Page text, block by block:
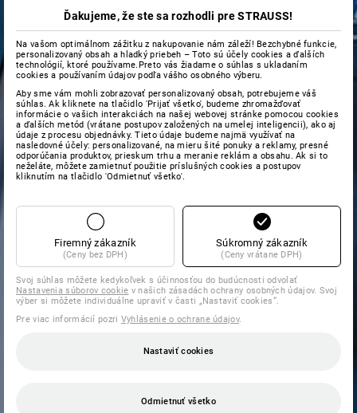
Ďakujeme, že ste sa rozhodli pre STRAUSS!
Na vašom optimálnom zážitku z nakupovanie nám záleží! Bezchybné funkcie,
personalizovaný obsah a hladký priebeh – Toto sú účely cookies a ďalších
technológií, ktoré používame.Preto vás žiadame o súhlas s ukladaním
cookies a používaním údajov podľa vášho osobného výberu.
Aby sme vám mohli zobrazovať personalizovaný obsah, potrebujeme váš
súhlas. Ak kliknete na tlačidlo 'Prijať všetko', budeme zhromažďovať
informácie o vašich interakciách na našej webovej stránke pomocou cookies
a ďalších metód (vrátane postupov založených na umelej inteligencii), ako aj
údaje z procesu objednávky. Tieto údaje budeme najmä využívať na
nasledovné účely: personalizované, na mieru šité ponuky a reklamy, presné
odporúčania produktov, prieskum trhu a meranie reklám a obsahu. Ak si to
neželáte, môžete zamietnuť použitie príslušných cookies a postupov
kliknutím na tlačidlo 'Odmietnuť všetko'.
Firemný zákazník
(Ceny bez DPH)
Súkromný zákazník
(Ceny vrátane DPH)
Svoj súhlas môžete kedykoľvek s účinnosťou do budúcnosti odvolať
Nastavenia súborov cookie v našich zásadách ochrany osobných údajov. Svoj
výber si môžete individuálne upraviť v časti „Nastaviť cookies“.
Pre viac informácií pozri Vyhlásenie o ochrane údajov.
Nastaviť cookies
Odmietnuť všetko